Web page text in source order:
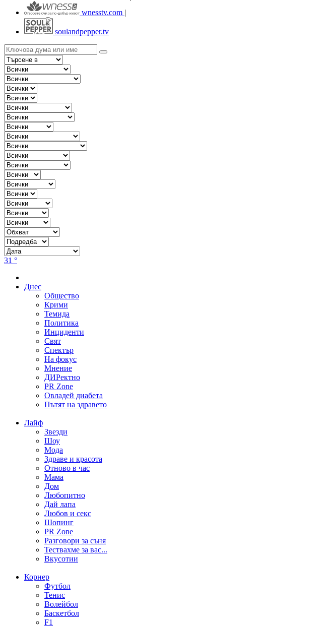
wnesstv.com |
soulandpepper.tv
31 °
Днес
Общество
Крими
Темида
Политика
Инциденти
Свят
Спектър
На фокус
Мнение
ДИРектно
PR Zone
Овладей диабета
Пътят на здравето
Лайф
Звезди
Шоу
Мода
Здраве и красота
Отново в час
Мама
Дом
Любопитно
Дай лапа
Любов и секс
Шопинг
PR Zone
Разговори за съня
Тествахме за вас...
Вкусотии
Корнер
Футбол
Тенис
Волейбол
Баскетбол
F1